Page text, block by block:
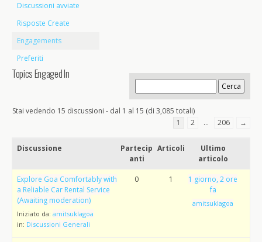
Discussioni avviate
Risposte Create
Engagements
Preferiti
Topics Engaged In
Stai vedendo 15 discussioni - dal 1 al 15 (di 3,085 totali)
1
2 … 206 →
Discussione
Partecip
anti
Articoli
Ultimo
articolo
Explore Goa Comfortably with
a Reliable Car Rental Service
(Awaiting moderation)
Iniziato da: amitsuklagoa
in: Discussioni Generali
0 1
1 giorno, 2 ore
fa
amitsuklagoa